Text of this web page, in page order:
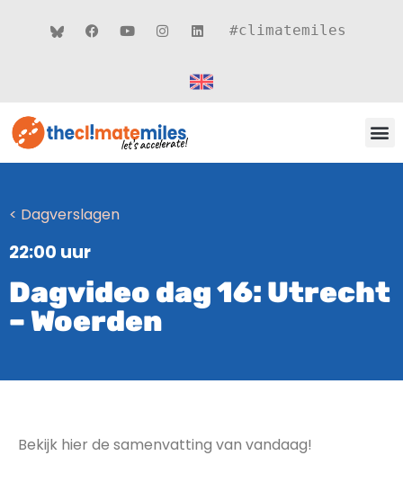
#climatemiles
< Dagverslagen
22:00 uur
Dagvideo dag 16: Utrecht
– Woerden
Bekijk hier de samenvatting van vandaag!